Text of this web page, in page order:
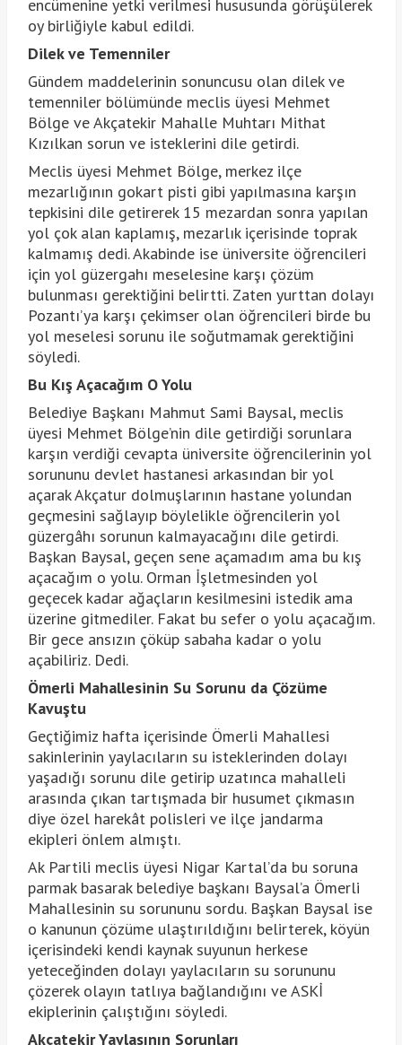
encümenine yetki verilmesi hususunda görüşülerek
oy birliğiyle kabul edildi.
Dilek ve Temenniler
Gündem maddelerinin sonuncusu olan dilek ve
temenniler bölümünde meclis üyesi Mehmet
Bölge ve Akçatekir Mahalle Muhtarı Mithat
Kızılkan sorun ve isteklerini dile getirdi.
Meclis üyesi Mehmet Bölge, merkez ilçe
mezarlığının gokart pisti gibi yapılmasına karşın
tepkisini dile getirerek 15 mezardan sonra yapılan
yol çok alan kaplamış, mezarlık içerisinde toprak
kalmamış dedi. Akabinde ise üniversite öğrencileri
için yol güzergahı meselesine karşı çözüm
bulunması gerektiğini belirtti. Zaten yurttan dolayı
Pozantı’ya karşı çekimser olan öğrencileri birde bu
yol meselesi sorunu ile soğutmamak gerektiğini
söyledi.
Bu Kış Açacağım O Yolu
Belediye Başkanı Mahmut Sami Baysal, meclis
üyesi Mehmet Bölge’nin dile getirdiği sorunlara
karşın verdiği cevapta üniversite öğrencilerinin yol
sorununu devlet hastanesi arkasından bir yol
açarak Akçatur dolmuşlarının hastane yolundan
geçmesini sağlayıp böylelikle öğrencilerin yol
güzergâhı sorunun kalmayacağını dile getirdi.
Başkan Baysal, geçen sene açamadım ama bu kış
açacağım o yolu. Orman İşletmesinden yol
geçecek kadar ağaçların kesilmesini istedik ama
üzerine gitmediler. Fakat bu sefer o yolu açacağım.
Bir gece ansızın çöküp sabaha kadar o yolu
açabiliriz. Dedi.
Ömerli Mahallesinin Su Sorunu da Çözüme
Kavuştu
Geçtiğimiz hafta içerisinde Ömerli Mahallesi
sakinlerinin yaylacıların su isteklerinden dolayı
yaşadığı sorunu dile getirip uzatınca mahalleli
arasında çıkan tartışmada bir husumet çıkmasın
diye özel harekât polisleri ve ilçe jandarma
ekipleri önlem almıştı.
Ak Partili meclis üyesi Nigar Kartal’da bu soruna
parmak basarak belediye başkanı Baysal’a Ömerli
Mahallesinin su sorununu sordu. Başkan Baysal ise
o kanunun çözüme ulaştırıldığını belirterek, köyün
içerisindeki kendi kaynak suyunun herkese
yeteceğinden dolayı yaylacıların su sorununu
çözerek olayın tatlıya bağlandığını ve ASKİ
ekiplerinin çalıştığını söyledi.
Akçatekir Yaylasının Sorunları